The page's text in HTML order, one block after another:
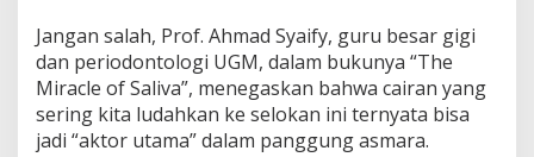
Jangan salah, Prof. Ahmad Syaify, guru besar gigi
dan periodontologi UGM, dalam bukunya “The
Miracle of Saliva”, menegaskan bahwa cairan yang
sering kita ludahkan ke selokan ini ternyata bisa
jadi “aktor utama” dalam panggung asmara.